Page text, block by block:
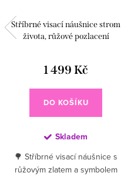
Stříbrné visací náušnice strom
života, růžové pozlacení
1 499 Kč
DO KOŠÍKU
Skladem
🌳 Stříbrné visací náušnice s
růžovým zlatem a symbolem